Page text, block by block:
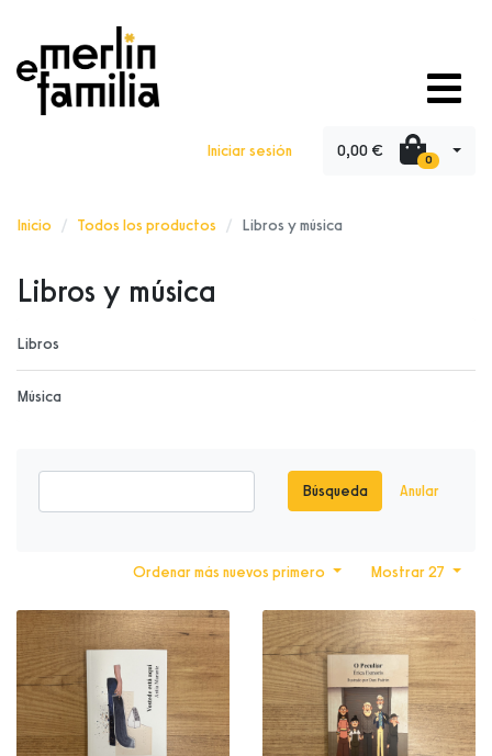
Iniciar sesión 0,00 € 0
Inicio Todos los productos Libros y música
Libros y música
Libros
Música
Búsqueda Anular
Mostrar 27
Ordenar más nuevos primero